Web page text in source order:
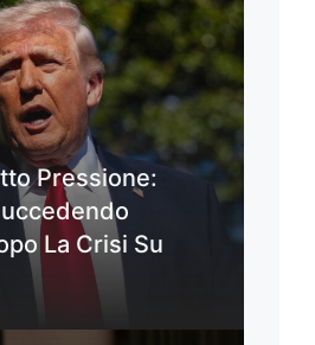
Pressione:
La Crisi Su